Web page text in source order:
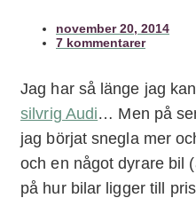
november 20, 2014
7 kommentarer
Jag har så länge jag
silvrig Audi… Men på
jag börjat snegla mer
och en något dyrare bil
på hur bilar ligger till